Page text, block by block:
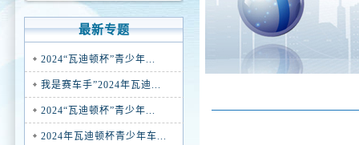
最新专题
2024“瓦迪顿杯”青少年...
我是赛车手”2024年瓦迪...
2024“瓦迪顿杯”青少年...
2024年瓦迪顿杯青少年车...